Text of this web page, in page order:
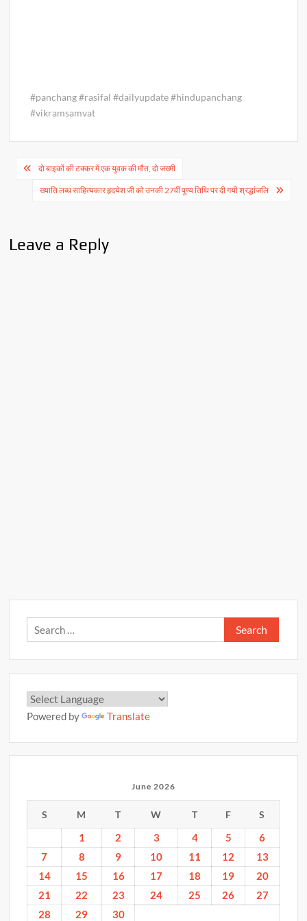
#panchang #rasifal #dailyupdate #hindupanchang
#vikramsamvat
Post
navigation
दो बाइकों की टक्कर में एक युवक की मौत, दो जख्मी
ख्याति लब्ध साहित्यकार हृदयेश जी को उनकी 27वीं पुण्य तिथि पर दी गयी श्रद्धांजलि
Leave a Reply
Search
for:
Powered by Translate
June 2026
S M T W T F S
1 2 3 4 5
6
7
8 9 10 11 12
13
14
15 16 17 18 19
20
21
22 23 24 25 26
27
28
29 30